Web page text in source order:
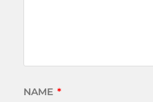
NAME *